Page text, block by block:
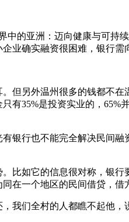
的亚洲：迈向健康与可持
业确实融资很困难，银行需
但另外温州很多的钱都不在
35%是投资实业的，
银行也不能完全解决民间
比如它的信息很对称，银
一个地区的民间借贷，借
我们全村的人都瞧不起他